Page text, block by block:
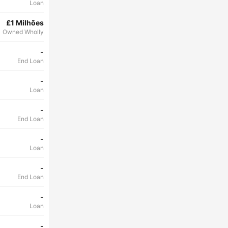
Loan
£1 Milhões
Owned Wholly
-
End Loan
-
Loan
-
End Loan
-
Loan
-
End Loan
-
Loan
-